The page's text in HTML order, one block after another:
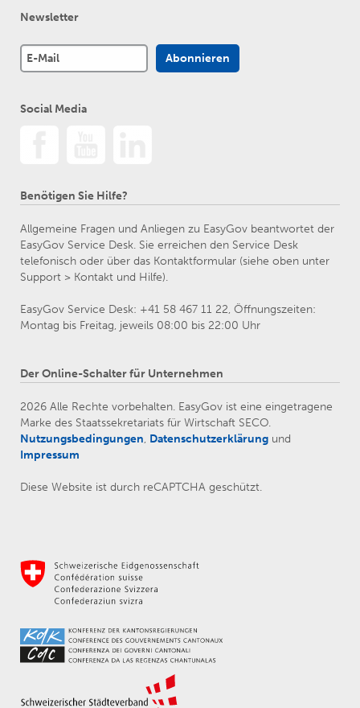
Newsletter
Social Media
Benötigen Sie Hilfe?
Allgemeine Fragen und Anliegen zu EasyGov beantwortet der
EasyGov Service Desk. Sie erreichen den Service Desk
telefonisch oder über das Kontaktformular (siehe oben unter
Support > Kontakt und Hilfe).
EasyGov Service Desk: +41 58 467 11 22, Öffnungszeiten:
Montag bis Freitag, jeweils 08:00 bis 22:00 Uhr
Der Online-Schalter für Unternehmen
2026 Alle Rechte vorbehalten. EasyGov ist eine eingetragene
Marke des Staatssekretariats für Wirtschaft SECO.
Nutzungsbedingungen, Datenschutzerklärung und
Impressum
Diese Website ist durch reCAPTCHA geschützt.